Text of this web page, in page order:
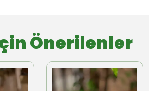
Önerilenler